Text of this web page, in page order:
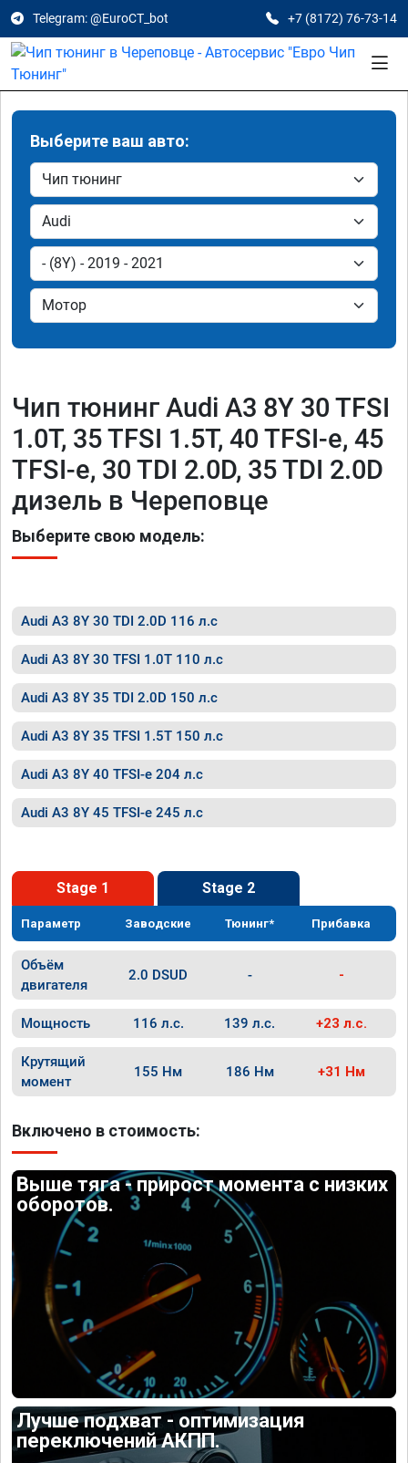
Telegram: @EuroCT_bot +7 (8172) 76-73-14
Выберите ваш авто:
Чип тюнинг Audi A3 8Y 30 TFSI
1.0T, 35 TFSI 1.5T, 40 TFSI-e, 45
TFSI-e, 30 TDI 2.0D, 35 TDI 2.0D
дизель в Череповце
Выберите свою модель:
Audi A3 8Y 30 TDI 2.0D 116 л.с
Audi A3 8Y 30 TFSI 1.0T 110 л.с
Audi A3 8Y 35 TDI 2.0D 150 л.с
Audi A3 8Y 35 TFSI 1.5T 150 л.с
Audi A3 8Y 40 TFSI-e 204 л.с
Audi A3 8Y 45 TFSI-e 245 л.с
Stage 1 Stage 2
Параметр Заводские Тюнинг* Прибавка
Объём
двигателя
2.0 DSUD - -
Мощность 116 л.с. 139 л.с. +23 л.с.
Крутящий
момент
155 Нм 186 Нм +31 Нм
Включено в стоимость:
Выше тяга - прирост момента с низких
оборотов.
Лучше подхват - оптимизация
переключений АКПП.